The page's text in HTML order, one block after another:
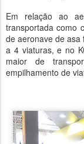
Em relação ao
transportada como
de aeronave de asa
a 4 viaturas, e no
maior de
empilhamento de